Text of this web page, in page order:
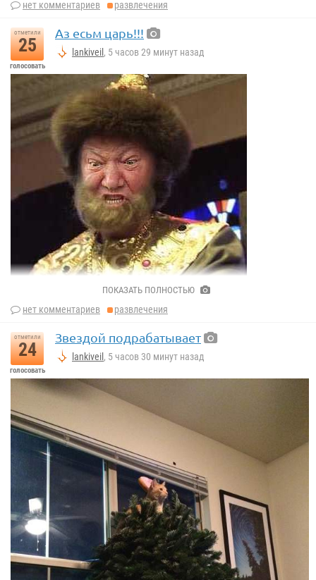
нет комментариев развлечения
отметили
25
голосовать
Аз есьм царь!!!
lankiveil , 5 часов 29 минут назад
ПОКАЗАТЬ ПОЛНОСТЬЮ
нет комментариев развлечения
отметили
24
голосовать
Звездой подрабатывает
lankiveil , 5 часов 30 минут назад